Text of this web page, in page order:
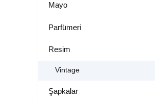
Mayo
Parfümeri
Resim
Vintage
Şapkalar